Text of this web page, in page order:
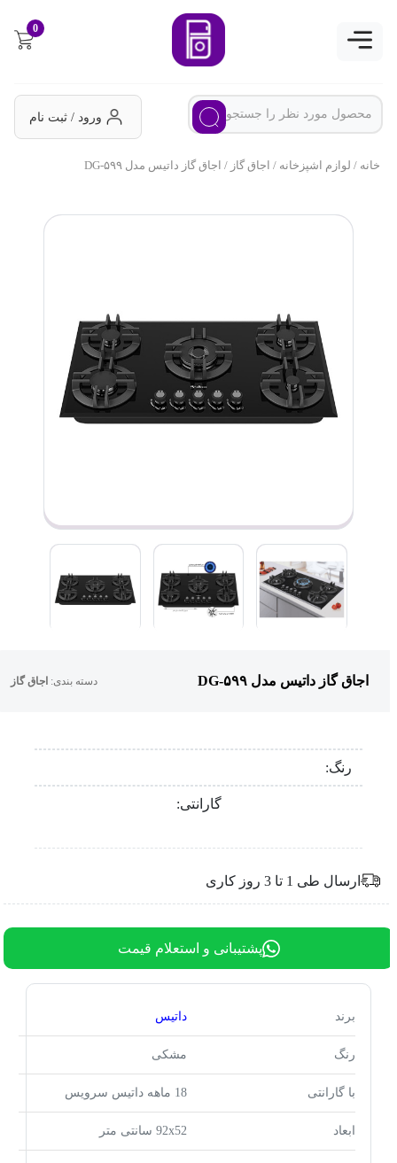
0
ورود / ثبت نام
خانه/ لوازم اشپزخانه/ اجاق گاز/ اجاق گاز داتیس مدل DG-۵۹۹
اجاق گاز داتیس مدل DG-۵۹۹ دسته بندی:اجاق گاز
رنگ:
گارانتی:
ارسال طی 1 تا 3 روز کاری
پشتیبانی و استعلام قیمت
برند داتیس
رنگ مشکی
با گارانتی 18 ماهه داتیس سرویس
ابعاد 92x52 سانتی متر